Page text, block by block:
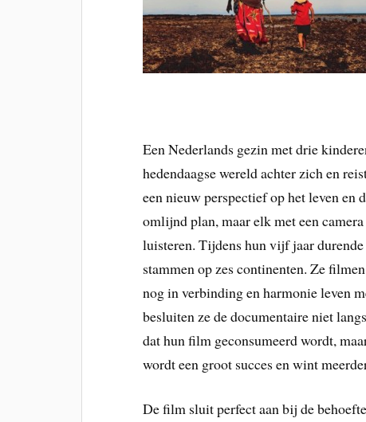
Een Nederlands gezin met drie
hedendaagse wereld achter zich en
een nieuw perspectief op het leven en
omlijnd plan, maar elk met een
luisteren. Tijdens hun vijf jaar
stammen op zes continenten. Ze
nog in verbinding en harmonie leven
besluiten ze de documentaire niet
dat hun film geconsumeerd wordt,
wordt een groot succes en wint
De film sluit perfect aan bij de